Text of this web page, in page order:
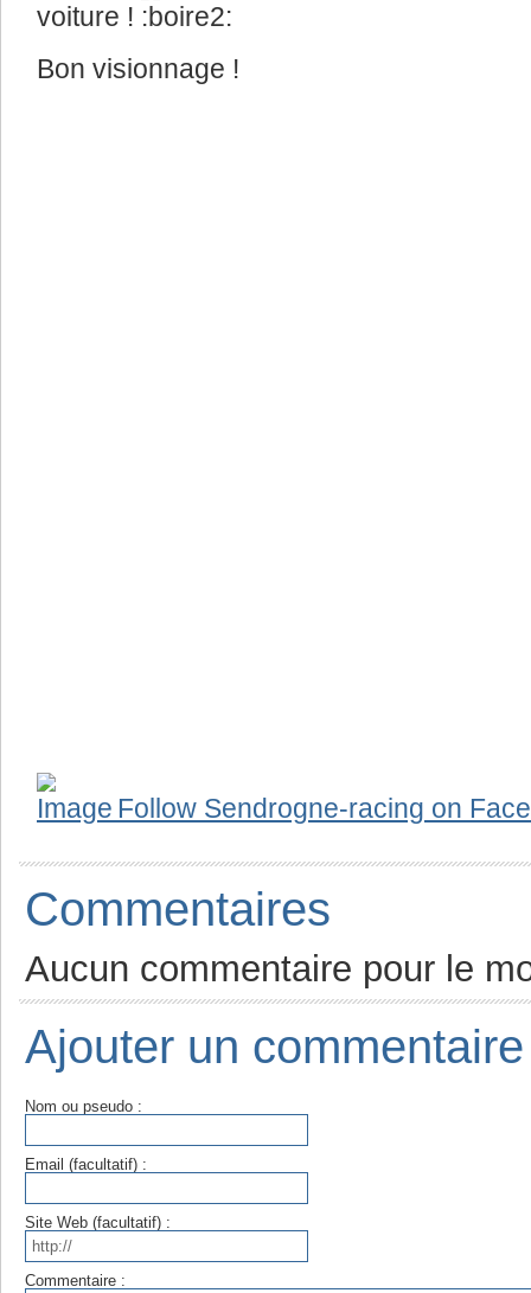
voiture !
Bon visionnage !
Follow Sendrogne-racing on
Commentaires
Aucun commentaire pour le
Ajouter un commentaire
Nom ou pseudo :
Email (facultatif) :
Site Web (facultatif) :
Commentaire :